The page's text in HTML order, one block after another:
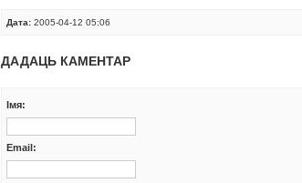
Дата:2005-04-12 05:06
ДАДАЦЬ КАМЕНТАР
Iмя:
Email: